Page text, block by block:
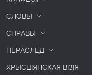
СЛОВЫ
СПРАВЫ
ПЕРАСЛЕД
ХРЫСЦІЯНСКАЯ ВІЗІЯ